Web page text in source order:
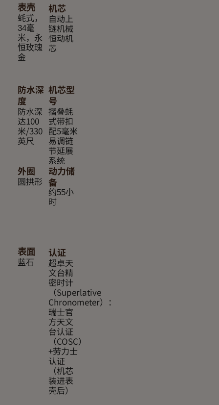
机芯
自动上
链机械
恒动机
芯
表壳
蚝式，
34毫
米，永
恒玫瑰
金
机芯型
号
摺叠蚝
式带扣
配5毫米
易调链
节延展
系统
表面
蓝石
外圈
圆拱形
动力储
备
约55小
时
认证
超卓天
文台精
密时计
（Superlative
Chronometer）：
瑞士官
方天文
台认证
（COSC）
+劳力士
认证
（机芯
装进表
壳后）
防水深
度
防水深
达100
米/330
英尺